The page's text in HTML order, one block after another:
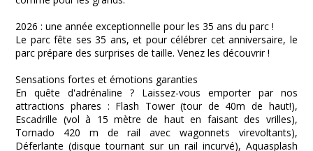
2026 : une année exceptionnelle pour les 35 ans du parc !
Le parc fête ses 35 ans, et pour célébrer cet anniversaire, le
parc prépare des surprises de taille. Venez les découvrir !
Sensations fortes et émotions garanties
En quête d'adrénaline ? Laissez-vous emporter par nos
attractions phares : Flash Tower (tour de 40m de haut!),
Escadrille (vol à 15 mètre de haut en faisant des vrilles),
Tornado 420 m de rail avec wagonnets virevoltants),
Déferlante (disque tournant sur un rail incurvé), Aquasplash